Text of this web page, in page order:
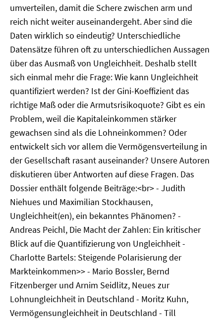
umverteilen, damit die Schere zwischen arm und
reich nicht weiter auseinandergeht. Aber sind die
Daten wirklich so eindeutig? Unterschiedliche
Datensätze führen oft zu unterschiedlichen Aussagen
über das Ausmaß von Ungleichheit. Deshalb stellt
sich einmal mehr die Frage: Wie kann Ungleichheit
quantifiziert werden? Ist der Gini-Koeffizient das
richtige Maß oder die Armutsrisikoquote? Gibt es ein
Problem, weil die Kapitaleinkommen stärker
gewachsen sind als die Lohneinkommen? Oder
entwickelt sich vor allem die Vermögensverteilung in
der Gesellschaft rasant auseinander? Unsere Autoren
diskutieren über Antworten auf diese Fragen. Das
Dossier enthält folgende Beiträge:<br> - Judith
Niehues und Maximilian Stockhausen,
Ungleichheit(en), ein bekanntes Phänomen? -
Andreas Peichl, Die Macht der Zahlen: Ein kritischer
Blick auf die Quantifizierung von Ungleichheit -
Charlotte Bartels: Steigende Polarisierung der
Markteinkommen>> - Mario Bossler, Bernd
Fitzenberger und Arnim Seidlitz, Neues zur
Lohnungleichheit in Deutschland - Moritz Kuhn,
Vermögensungleichheit in Deutschland - Till